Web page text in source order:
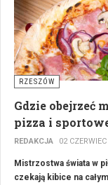
mieć na stałe, i ten,
RZESZÓW
Gdzie obejrzeć
pizza i
REDAKCJA 02
Mistrzostwa świata w
czekają kibice na